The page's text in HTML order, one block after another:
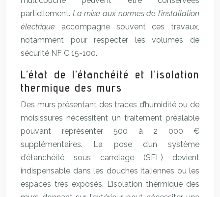
partiellement. La mise aux normes de l’installation
électrique accompagne souvent ces travaux,
notamment pour respecter les volumes de
sécurité NF C 15-100.
L’état de l’étanchéité et l’isolation
thermique des murs
Des murs présentant des traces d’humidité ou de
moisissures nécessitent un traitement préalable
pouvant représenter 500 à 2 000 €
supplémentaires. La pose d’un système
d’étanchéité sous carrelage (SEL) devient
indispensable dans les douches italiennes ou les
espaces très exposés. L’isolation thermique des